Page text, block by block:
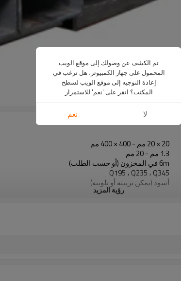
20 × 20 مم - 400 × 400 مم
1.3 مم - 20 مم
6m في المخزون (أو حسب الطلب)
Q195 ، Q235 ، Q345
أسود (يمكن تزييته أو تلوينه)
في حزم مع حزمة التصدير البلاستيكية
رؤية المزيد
تم الكشف عن وصولك إلى موقع الويب
المحمول على جهاز الكمبيوتر، هل ترغب في
إعادة التوجيه إلى موقع الويب لسطح
المكتب؟ انقر على 'نعم' للاستمرار
لا نعم